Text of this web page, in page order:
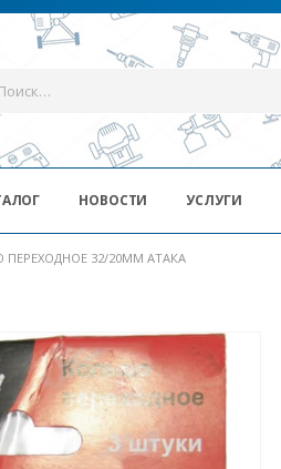
НОВОСТИ УСЛУГИ
ПЕРЕХОДНОЕ 32/20ММ АТАКА